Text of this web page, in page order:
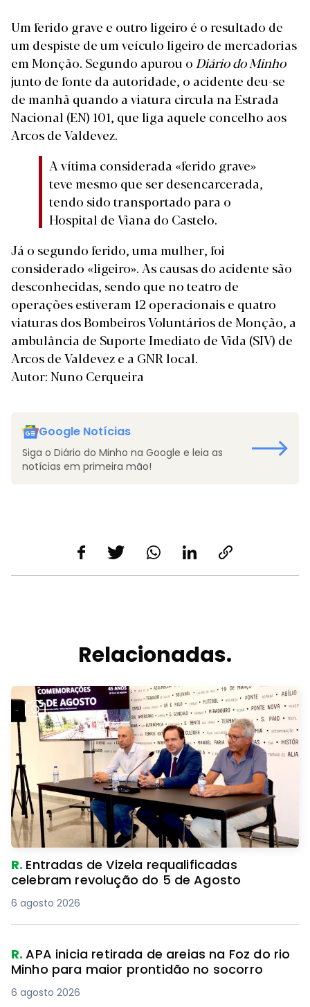
Um ferido grave e outro ligeiro é o resultado de
um despiste de um veículo ligeiro de mercadorias
em Monção. Segundo apurou oDiário do Minho
junto de fonte da autoridade, o acidente deu-se
de manhã quando a viatura circula na Estrada
Nacional (EN) 101, que liga aquele concelho aos
Arcos de Valdevez.
A vítima considerada «ferido grave»
teve mesmo que ser desencarcerada,
tendo sido transportado para o
Hospital de Viana do Castelo.
Já o segundo ferido, uma mulher, foi
considerado «ligeiro». As causas do acidente são
desconhecidas, sendo que no teatro de
operações estiveram 12 operacionais e quatro
viaturas dos Bombeiros Voluntários de Monção, a
ambulância de Suporte Imediato de Vida (SIV) de
Arcos de Valdevez e a GNR local.
Autor: Nuno Cerqueira
Google Notícias
Siga o Diário do Minho na Google e leia as
notícias em primeira mão!
Relacionadas.
R. Entradas de Vizela requalificadas
celebram revolução do 5 de Agosto
6 agosto 2026
R.APA inicia retirada de areias na Foz do rio
Minho para maior prontidão no socorro
6 agosto 2026